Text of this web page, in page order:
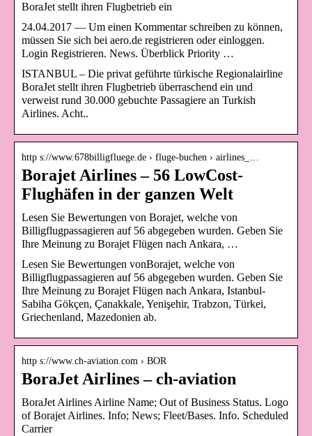
BoraJet stellt ihren Flugbetrieb ein
24.04.2017 — Um einen Kommentar schreiben zu können,
müssen Sie sich bei aero.de registrieren oder einloggen.
Login Registrieren. News. Überblick Priority …
ISTANBUL – Die privat geführte türkische Regionalairline
BoraJet stellt ihren Flugbetrieb überraschend ein und
verweist rund 30.000 gebuchte Passagiere an Turkish
Airlines. Acht..
http s://www.678billigfluege.de › fluge-buchen › airlines_…
Borajet Airlines – 56 LowCost-
Flughäfen in der ganzen Welt
Lesen Sie Bewertungen von Borajet, welche von
Billigflugpassagieren auf 56 abgegeben wurden. Geben Sie
Ihre Meinung zu Borajet Flügen nach Ankara, …
Lesen Sie Bewertungen vonBorajet, welche von
Billigflugpassagieren auf 56 abgegeben wurden. Geben Sie
Ihre Meinung zu Borajet Flügen nach Ankara, Istanbul-
Sabiha Gökçen, Çanakkale, Yenişehir, Trabzon, Türkei,
Griechenland, Mazedonien ab.
http s://www.ch-aviation.com › BOR
BoraJet Airlines – ch-aviation
BoraJet Airlines Airline Name; Out of Business Status. Logo
of Borajet Airlines. Info; News; Fleet/Bases. Info. Scheduled
Carrier